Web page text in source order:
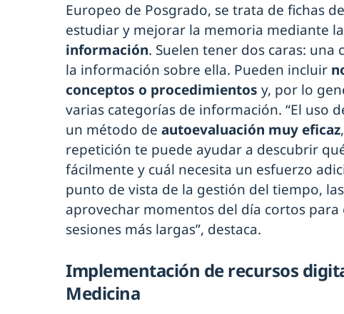
Europeo de Posgrado, se trata de fichas
estudiar y mejorar la memoria mediante la
información. Suelen tener dos caras:
la información sobre ella. Pueden incluir
conceptos o procedimientos y, por lo
varias categorías de información. “El uso
un método de autoevaluación muy eficaz
repetición te puede ayudar a descubrir
fácilmente y cuál necesita un esfuerzo
punto de vista de la gestión del tiempo,
aprovechar momentos del día cortos
sesiones más largas”, destaca.
Implementación de recursos
Medicina